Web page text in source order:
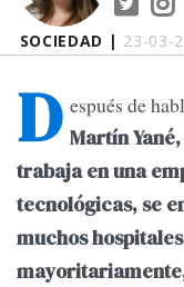
SOCIEDAD | 23-03-
D espués de
Martín
trabaja en una
tecnológicas, se
muchos